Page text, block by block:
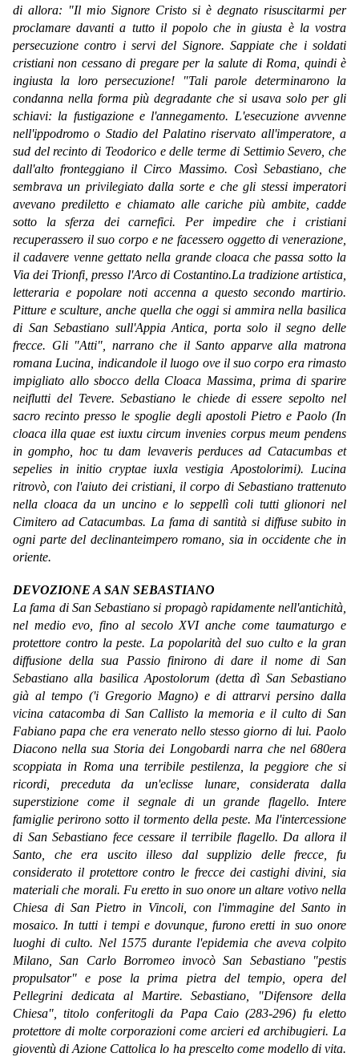
di allora: "Il mio Signore Cristo si è degnato risuscitarmi per
proclamare davanti a tutto il popolo che in giusta è la vostra
persecuzione contro i servi del Signore. Sappiate che i soldati
cristiani non cessano di pregare per la salute di Roma, quindi è
ingiusta la loro persecuzione! "Tali parole determinarono la
condanna nella forma più degradante che si usava solo per gli
schiavi: la fustigazione e l'annegamento. L'esecuzione avvenne
nell'ippodromo o Stadio del Palatino riservato all'imperatore, a
sud del recinto di Teodorico e delle terme di Settimio Severo, che
dall'alto fronteggiano il Circo Massimo. Così Sebastiano, che
sembrava un privilegiato dalla sorte e che gli stessi imperatori
avevano prediletto e chiamato alle cariche più ambite, cadde
sotto la sferza dei carnefici. Per impedire che i cristiani
recuperassero il suo corpo e ne facessero oggetto di venerazione,
il cadavere venne gettato nella grande cloaca che passa sotto la
Via dei Trionfi, presso l'Arco di Costantino.La tradizione artistica,
letteraria e popolare noti accenna a questo secondo martirio.
Pitture e sculture, anche quella che oggi si ammira nella basilica
di San Sebastiano sull'Appia Antica, porta solo il segno delle
frecce. Gli "Atti", narrano che il Santo apparve alla matrona
romana Lucina, indicandole il luogo ove il suo corpo era rimasto
impigliato allo sbocco della Cloaca Massima, prima di sparire
neiflutti del Tevere. Sebastiano le chiede di essere sepolto nel
sacro recinto presso le spoglie degli apostoli Pietro e Paolo (In
cloaca illa quae est iuxtu circum invenies corpus meum pendens
in gompho, hoc tu dam levaveris perduces ad Catacumbas et
sepelies in initio cryptae iuxla vestigia Apostolorimi). Lucina
ritrovò, con l'aiuto dei cristiani, il corpo di Sebastiano trattenuto
nella cloaca da un uncino e lo seppellì coli tutti glionori nel
Cimitero ad Catacumbas. La fama di santità si diffuse subito in
ogni parte del declinanteimpero romano, sia in occidente che in
oriente.
DEVOZIONE A SAN SEBASTIANO
La fama di San Sebastiano si propagò rapidamente nell'antichità,
nel medio evo, fino al secolo XVI anche come taumaturgo e
protettore contro la peste. La popolarità del suo culto e la gran
diffusione della sua Passio finirono di dare il nome di San
Sebastiano alla basilica Apostolorum (detta dì San Sebastiano
già al tempo ('i Gregorio Magno) e di attrarvi persino dalla
vicina catacomba di San Callisto la memoria e il culto di San
Fabiano papa che era venerato nello stesso giorno di lui. Paolo
Diacono nella sua Storia dei Longobardi narra che nel 680era
scoppiata in Roma una terribile pestilenza, la peggiore che si
ricordi, preceduta da un'eclisse lunare, considerata dalla
superstizione come il segnale di un grande flagello. Intere
famiglie perirono sotto il tormento della peste. Ma l'intercessione
di San Sebastiano fece cessare il terribile flagello. Da allora il
Santo, che era uscito illeso dal supplizio delle frecce, fu
considerato il protettore contro le frecce dei castighi divini, sia
materiali che morali. Fu eretto in suo onore un altare votivo nella
Chiesa di San Pietro in Vincoli, con l'immagine del Santo in
mosaico. In tutti i tempi e dovunque, furono eretti in suo onore
luoghi di culto. Nel 1575 durante l'epidemia che aveva colpito
Milano, San Carlo Borromeo invocò San Sebastiano "pestis
propulsator" e pose la prima pietra del tempio, opera del
Pellegrini dedicata al Martire. Sebastiano, "Difensore della
Chiesa", titolo conferitogli da Papa Caio (283-296) fu eletto
protettore di molte corporazioni come arcieri ed archibugieri. La
gioventù di Azione Cattolica lo ha prescelto come modello di vita.